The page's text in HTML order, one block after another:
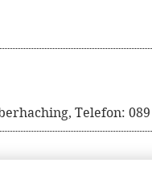
Telefon: 089